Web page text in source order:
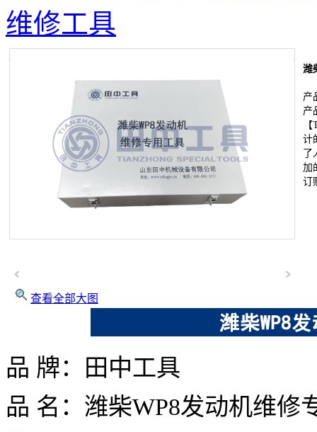
维修工具
查看全部大图
潍
产
产
计
加
订
品 牌：田中工具
品 名： 潍柴WP8发动机维修